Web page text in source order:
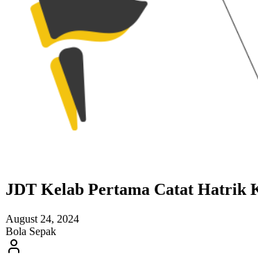
JDT Kelab Pertama Catat Hatrik
August 24, 2024
Bola Sepak